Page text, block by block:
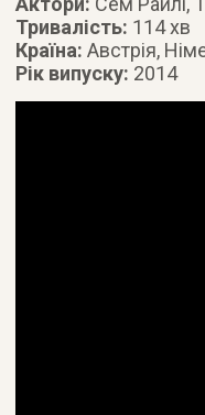
Тривалість: 114 хв
Країна:Австрія,
Рік випуску: 2014